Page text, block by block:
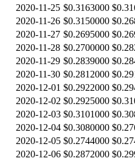
2020-11-25 $0.3163000
2020-11-26 $0.3150000
2020-11-27 $0.2695000
2020-11-28 $0.2700000
2020-11-29 $0.2839000
2020-11-30 $0.2812000
2020-12-01 $0.2922000
2020-12-02 $0.2925000
2020-12-03 $0.3101000
2020-12-04 $0.3080000
2020-12-05 $0.2744000
2020-12-06 $0.2872000